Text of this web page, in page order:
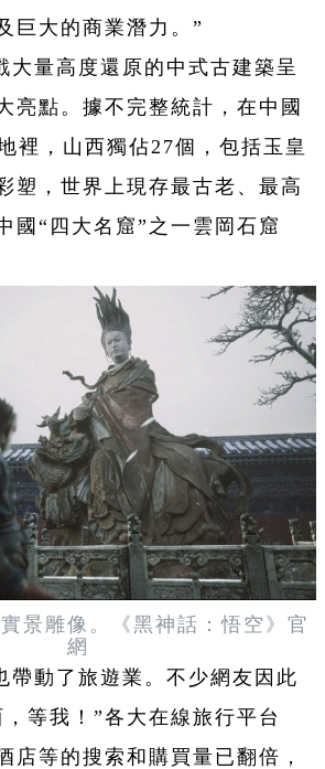
巨大的商業潛力。”
大量高度還原的中式古建築呈
亮點。據不完整統計，在中國
裡，山西獨佔27個，包括玉皇
塑，世界上現存最古老、最高
國“四大名窟”之一雲岡石窟
景雕像。《黑神話：悟空》官
網
帶動了旅遊業。不少網友因此
等我！”各大在線旅行平台
店等的搜索和購買量已翻倍，